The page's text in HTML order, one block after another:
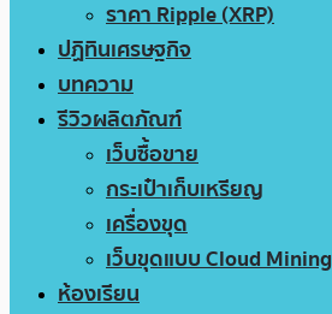
ราคา Ripple (XRP)
ปฏิทินเศรษฐกิจ
บทความ
รีวิวผลิตภัณฑ์
เว็บซื้อขาย
กระเป๋าเก็บเหรียญ
เครื่องขุด
เว็บขุดแบบ Cloud Mining
ห้องเรียน